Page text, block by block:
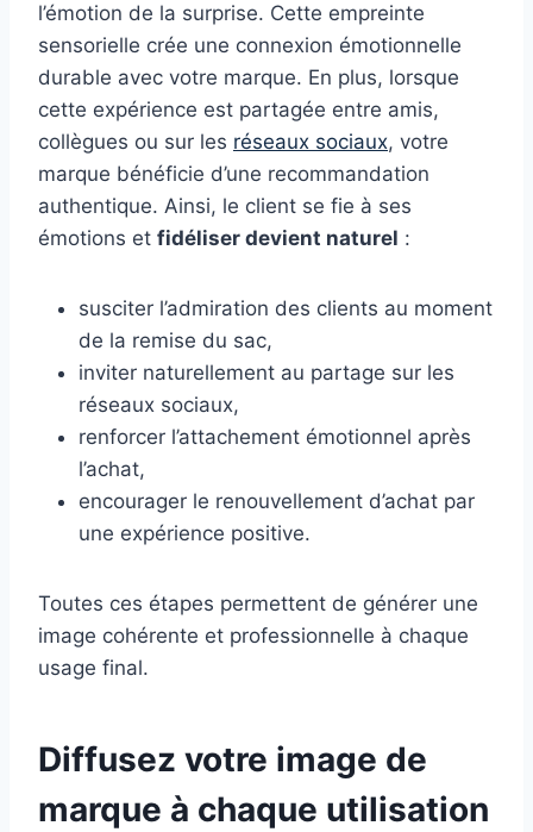
l’émotion de la surprise. Cette empreinte
sensorielle crée une connexion émotionnelle
durable avec votre marque. En plus, lorsque
cette expérience est partagée entre amis,
collègues ou sur les réseaux sociaux, votre
marque bénéficie d’une recommandation
authentique. Ainsi, le client se fie à ses
émotions et fidéliser devient naturel :
susciter l’admiration des clients au moment
de la remise du sac,
inviter naturellement au partage sur les
réseaux sociaux,
renforcer l’attachement émotionnel après
l’achat,
encourager le renouvellement d’achat par
une expérience positive.
Toutes ces étapes permettent de générer une
image cohérente et professionnelle à chaque
usage final.
Diffusez votre image de
marque à chaque utilisation